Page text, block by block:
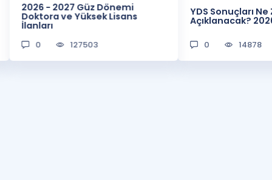
2026 - 2027 Güz Dönemi
Doktora ve Yüksek Lisans
İlanları
0 127503
YDS Sonuçları
Açıklanacak?
0 14878